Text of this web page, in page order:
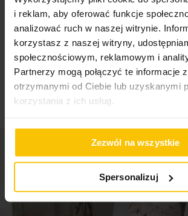
i reklam, aby oferować funkcje
analizować ruch w naszej witrynie.
korzystasz z naszej witryny,
społecznościowym, reklamowym i
Partnerzy mogą połączyć te informacje
otrzymanymi od Ciebie lub uzyskanymi
korzystania z ich usług.
Zezwól na wszystkie
Spersonalizuj
High-contrast mode
To może Cię